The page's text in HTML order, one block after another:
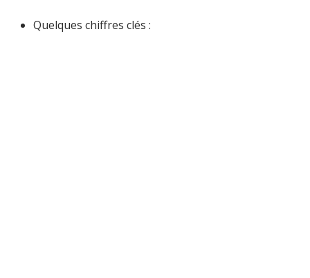
Quelques chiffres clés :